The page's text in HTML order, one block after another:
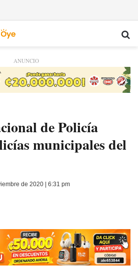
ANUNCIO
de Policía
municipales del
de 2020 | 6:31 pm